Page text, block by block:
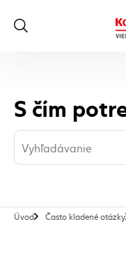
S čím
Úvod Často kladené otázky